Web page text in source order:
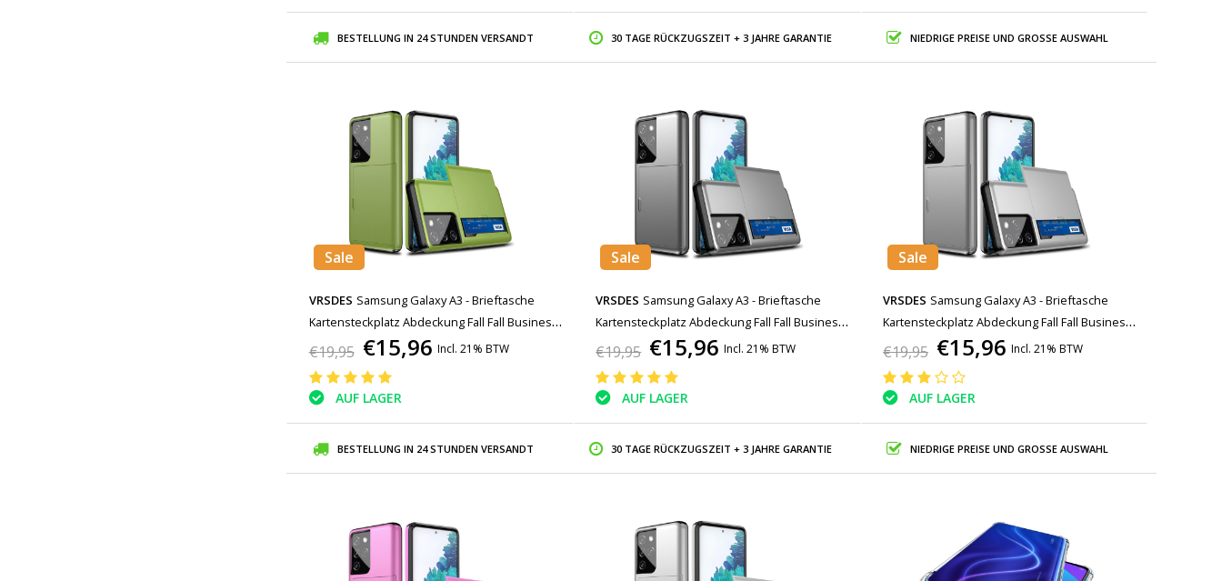
BESTELLUNG IN 24 STUNDEN VERSANDT 30 TAGE RÜCKZUGSZEIT + 3 JAHRE GARANTIE NIEDRIGE PREISE UND GROSSE AUSWAHL
Sale
VRSDES Samsung Galaxy A3 - Brieftasche
Kartensteckplatz Abdeckung Fall Fall Business
Green
€19,95 €15,96 Incl. 21% BTW
AUF LAGER
Sale
VRSDES Samsung Galaxy A3 - Brieftasche
Kartensteckplatz Abdeckung Fall Fall Business
Grau
€19,95 €15,96 Incl. 21% BTW
AUF LAGER
Sale
VRSDES Samsung Galaxy A3 - Brieftasche
Kartensteckplatz Abdeckung Fall Fall Business
Silber
€19,95 €15,96 Incl. 21% BTW
AUF LAGER
BESTELLUNG IN 24 STUNDEN VERSANDT 30 TAGE RÜCKZUGSZEIT + 3 JAHRE GARANTIE NIEDRIGE PREISE UND GROSSE AUSWAHL